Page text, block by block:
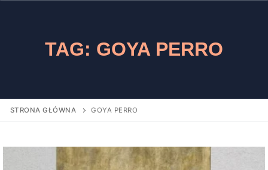
TAG: GOYA PERRO
STRONA GŁÓWNA GOYA PERRO